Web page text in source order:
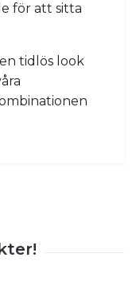
för att sitta
tidlös look